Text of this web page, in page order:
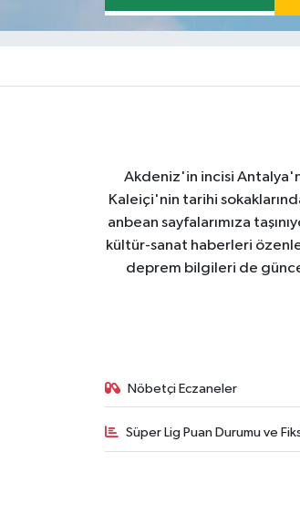
Akdeniz'in incisi
Kaleiçi'nin tarihi
anbean sayfalarımıza
kültür-sanat haberleri
deprem bilgileri de
Nöbetçi Eczaneler
Süper Lig Puan Durumu ve